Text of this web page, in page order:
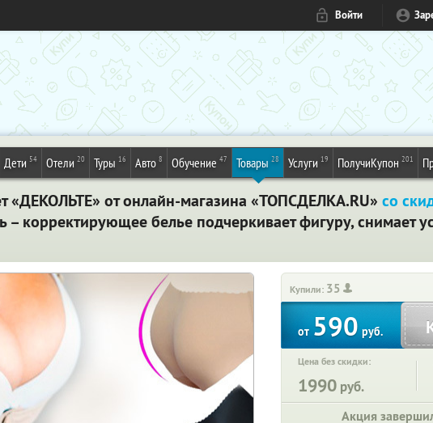
Войти
Дети 54 Отели 20 Туры 16 Авто 8 Обучение 47 Товары 28 Услуги 19 ПолучиКупон 201
«ДЕКОЛЬТЕ» от онлайн-магазина «ТОПСДЕЛКА.RU» со
– корректирующее белье подчеркивает фигуру, снимает
Купили: 35
от590руб.
Цена без скидки:
1990 руб.
Акция